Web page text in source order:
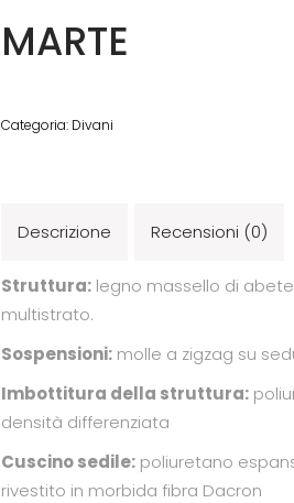
MARTE
Categoria: Divani
Descrizione Recensioni (0)
Struttura: legno massello di
multistrato.
Sospensioni: molle a zigzag su
Imbottitura della struttura:
densità differenziata
Cuscino sedile: poliuretano
rivestito in morbida fibra Dacron